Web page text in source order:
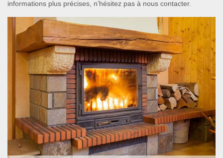
informations plus précises, n’hésitez pas à nous contacter.